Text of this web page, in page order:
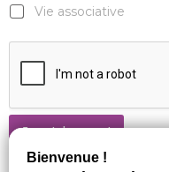
Vie associative
Je m'abonne !